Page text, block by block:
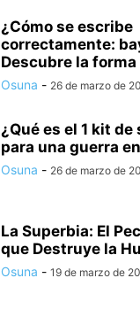
¿Cómo se escribe
correctamente:
Descubre la
Osuna - 26 de marzo de
¿Qué es el 1 kit
para una guerra
Osuna - 26 de marzo de
La Superbia: El
que Destruye la
Osuna - 19 de marzo de